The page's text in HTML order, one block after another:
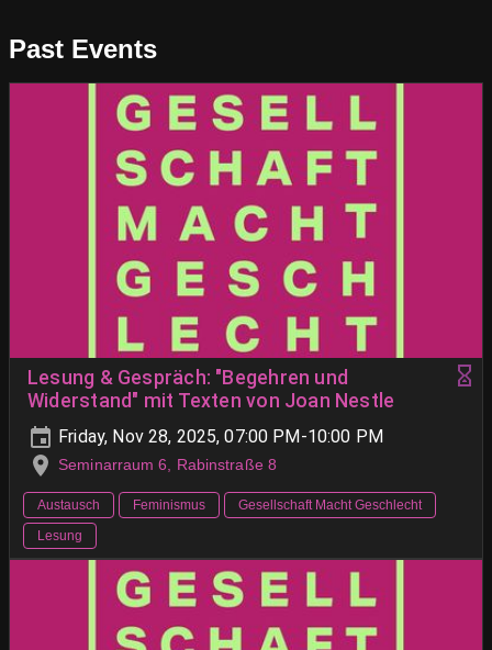
Past Events
Lesung & Gespräch: "Begehren und
Widerstand" mit Texten von Joan Nestle
Friday, Nov 28, 2025, 07:00 PM-10:00 PM
Seminarraum 6, Rabinstraße 8
Austausch Feminismus
Gesellschaft Macht Geschlecht
Lesung